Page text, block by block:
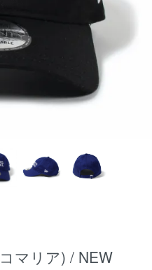
マリア) / NEW